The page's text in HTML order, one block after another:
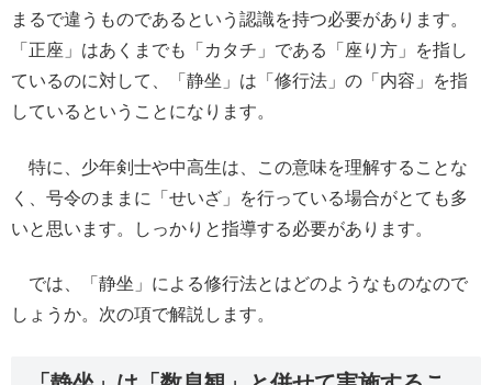
まるで違うものであるという認識を持つ必要があります。
「正座」はあくまでも「カタチ」である「座り方」を指し
ているのに対して、「静坐」は「修行法」の「内容」を指
しているということになります。
特に、少年剣士や中高生は、この意味を理解することな
く、号令のままに「せいざ」を行っている場合がとても多
いと思います。しっかりと指導する必要があります。
では、「静坐」による修行法とはどのようなものなので
しょうか。次の項で解説します。